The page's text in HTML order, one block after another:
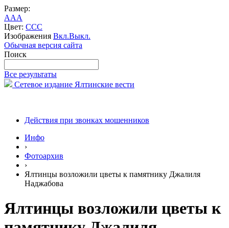
Размер:
AAA
Цвет: CCC
Изображения Вкл.Выкл.
Обычная версия сайта
Поиск
Все результаты
Сетевое издание Ялтинские вести
Действия при звонках мошенников
Инфо
›
Фотоархив
›
Ялтинцы возложили цветы к памятнику Джалиля
Наджабова
Ялтинцы возложили цветы к